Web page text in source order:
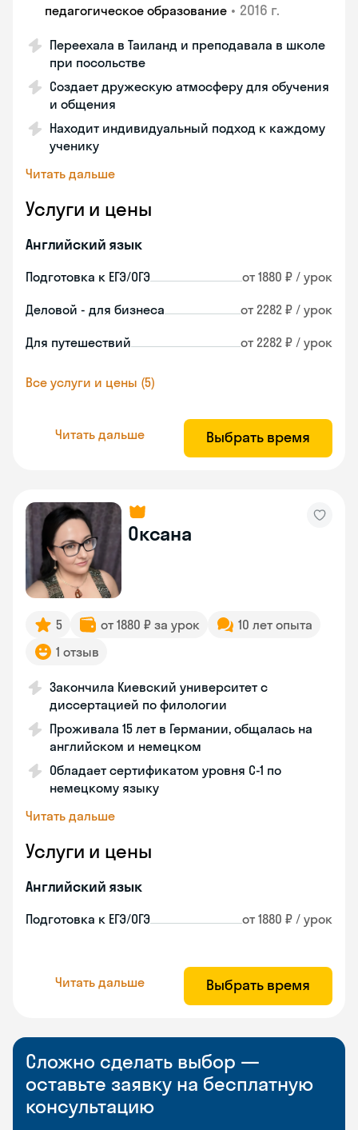
педагогическое образование • 2016 г.
Переехала в Таиланд и преподавала в школе
при посольстве
Создает дружескую атмосферу для обучения
и общения
Находит индивидуальный подход к каждому
ученику
Читать дальше
Услуги и цены
Английский язык
Подготовка к ЕГЭ/ОГЭ от 1880 ₽ / урок
Деловой - для бизнеса от 2282 ₽ / урок
Для путешествий от 2282 ₽ / урок
Все услуги и цены (5)
Читать дальше Выбрать время
Оксана
5 от 1880 ₽ за урок
10 лет опыта
1 отзыв
Закончила Киевский университет с
диссертацией по филологии
Проживала 15 лет в Германии, общалась на
английском и немецком
Обладает сертификатом уровня C-1 по
немецкому языку
Читать дальше
Услуги и цены
Английский язык
Подготовка к ЕГЭ/ОГЭ от 1880 ₽ / урок
Читать дальше Выбрать время
Сложно сделать выбор —
оставьте заявку на бесплатную
консультацию